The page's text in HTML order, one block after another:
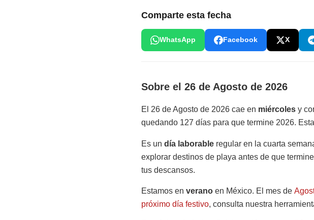
Comparte esta fecha
WhatsApp Facebook X
Sobre el 26 de Agosto de 2026
El 26 de Agosto de 2026 cae en miércoles y
quedando 127 días para que termine 2026.
Es un día laborable regular en la cuarta
explorar destinos de playa antes de que
tus descansos.
Estamos en verano en México. El mes de
próximo día festivo, consulta nuestra